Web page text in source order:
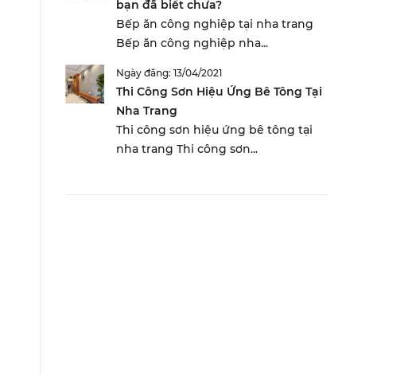
bạn đã biết chưa?
Bếp ăn công nghiệp tại nha trang
Bếp ăn công nghiệp nha...
Ngày đăng: 13/04/2021
Thi Công Sơn Hiệu Ứng Bê Tông Tại
Nha Trang
Thi công sơn hiệu ứng bê tông tại
nha trang Thi công sơn...